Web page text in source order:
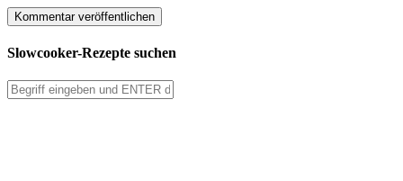
Slowcooker-Rezepte suchen